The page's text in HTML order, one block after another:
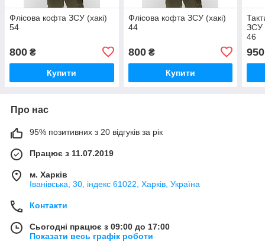
Флісова кофта ЗСУ (хакі)
54
800 ₴
Купити
Флісова кофта ЗСУ (хакі)
44
800₴
Купити
ЗСУ
46
950
Про нас
95% позитивних з 20 відгуків за рік
Працює з 11.07.2019
м. Харків
Іванівська, 30, індекс 61022, Харків, Україна
Контакти
Сьогодні працює з 09:00 до 17:00
Показати весь графік роботи